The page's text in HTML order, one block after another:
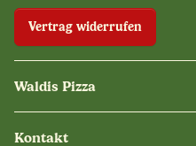
Vertrag widerrufen
Waldis Pizza
Kontakt